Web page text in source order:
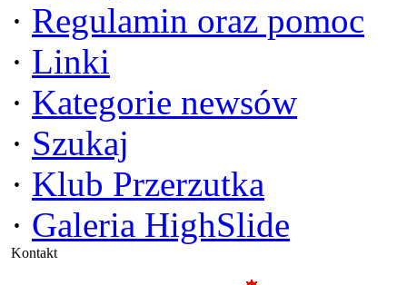
· Regulamin oraz pomoc
· Linki
· Kategorie newsów
· Szukaj
· Klub Przerzutka
· Galeria HighSlide
Kontakt